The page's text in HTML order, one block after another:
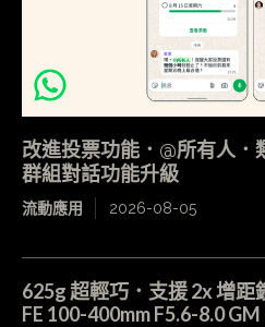
改進投票功能．@所有人
群組對話功能升級
流動應用 2026-08-05
625g 超輕巧．支援 2x 增
FE 100-400mm F5.6-8.0 GM